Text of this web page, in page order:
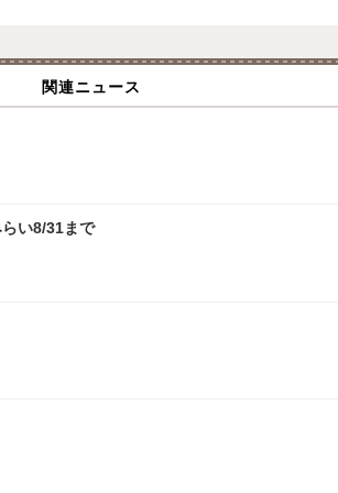
関連ニュース
い8/31まで